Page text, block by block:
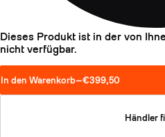
Dieses Produkt ist in der von
nicht verfügbar.
In den Warenkorb—€399,50
Händler